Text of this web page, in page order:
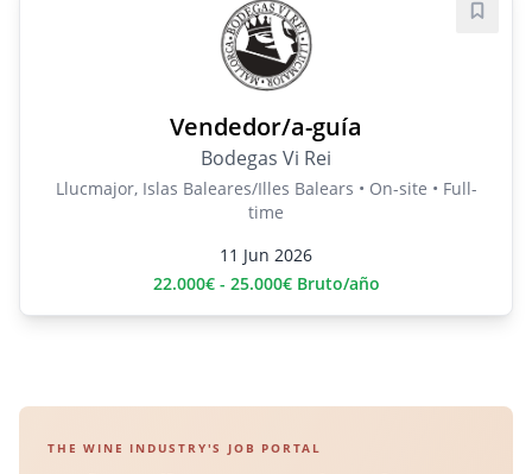
Vendedor/a-guía
Bodegas Vi Rei
Llucmajor, Islas Baleares/Illes Balears • On-site • Full-
time
11 Jun 2026
22.000€ - 25.000€ Bruto/año
Save
THE WINE INDUSTRY'S JOB PORTAL